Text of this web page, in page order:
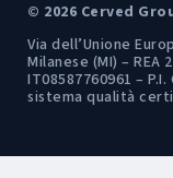
© 2026 Cerved
Via dell’Unione
Milanese (MI) – REA
IT08587760961 –
sistema qualità